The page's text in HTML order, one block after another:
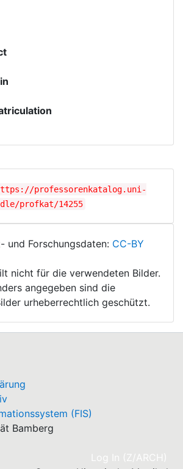
professorenkatalog.uni-
profkat/14255
und Forschungsdaten: CC-BY
nicht für die verwendeten Bilder.
angegeben sind die
urheberrechtlich geschützt.
(FIS)
Bamberg
Log In (Z/ARCH)